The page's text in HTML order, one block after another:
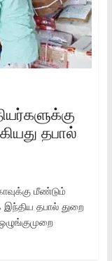
தபால்
மீண்டும்
தபால் துறை